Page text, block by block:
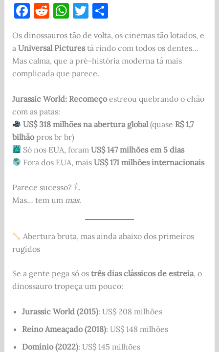
F
c
e
b
o
k
R
d
di
t
W
h
at
s
A
p
T
it
te
r
S
ar
e
Os dinossauros tão de volta, os cinemas tão lotados, e
a Universal Picturestá rindo com todos os dentes…
Mas calma, que a pré-história moderna tá mais
complicada que parece.
Jurassic World: Recomeçoestreou quebrando o chão
com as patas:
US$ 318 milhões na abertura global(quase R$ 1,7
bilhãopros br br)
Só nos EUA, foram US$ 147 milhões em 5 dias
Fora dos EUA, mais US$ 171 milhões internacionais
Parece sucesso? É.
Mas… tem um mas.
Abertura bruta, mas ainda abaixo dos primeiros
rugidos
Se a gente pega só os três dias clássicos de estreia, o
dinossauro tropeça um pouco:
Jurassic World (2015): US$ 208 milhões
Reino Ameaçado (2018): US$ 148 milhões
Domínio (2022): US$ 145 milhões